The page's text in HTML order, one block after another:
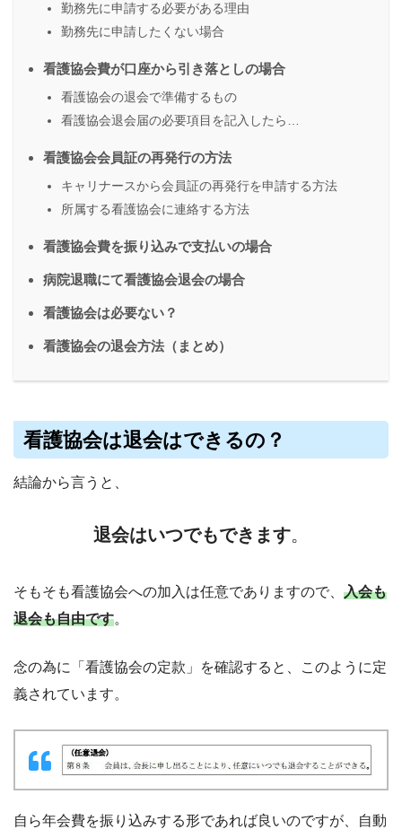
勤務先に申請する必要がある理由
勤務先に申請したくない場合
看護協会費が口座から引き落としの場合
看護協会の退会で準備するもの
看護協会退会届の必要項目を記入したら…
看護協会会員証の再発行の方法
キャリナースから会員証の再発行を申請する方法
所属する看護協会に連絡する方法
看護協会費を振り込みで支払いの場合
病院退職にて看護協会退会の場合
看護協会は必要ない？
看護協会の退会方法（まとめ）
看護協会は退会はできるの？
結論から言うと、
退会はいつでもできます。
そもそも看護協会への加入は任意でありますので、 入会も
退会も自由です。
念の為に「看護協会の定款」を確認すると、このように定
義されています。
自ら年会費を振り込みする形であれば良いのですが、自動